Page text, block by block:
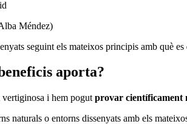
Méndez)
seguint els mateixos principis amb què
aporta?
vertiginosa i hem pogut provar científicament
naturals o entorns dissenyats amb els